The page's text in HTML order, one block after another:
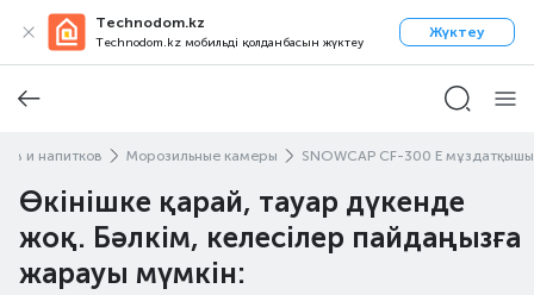
Technodom.kz
Technodom.kz мобильді қолданбасын жүктеу
Жүктеу
и напитков Морозильные камеры SNOWCAP CF-300 E мұздатқышы
Өкінішке қарай, тауар дүкенде
жоқ. Бәлкім, келесілер пайдаңызға
жарауы мүмкін: